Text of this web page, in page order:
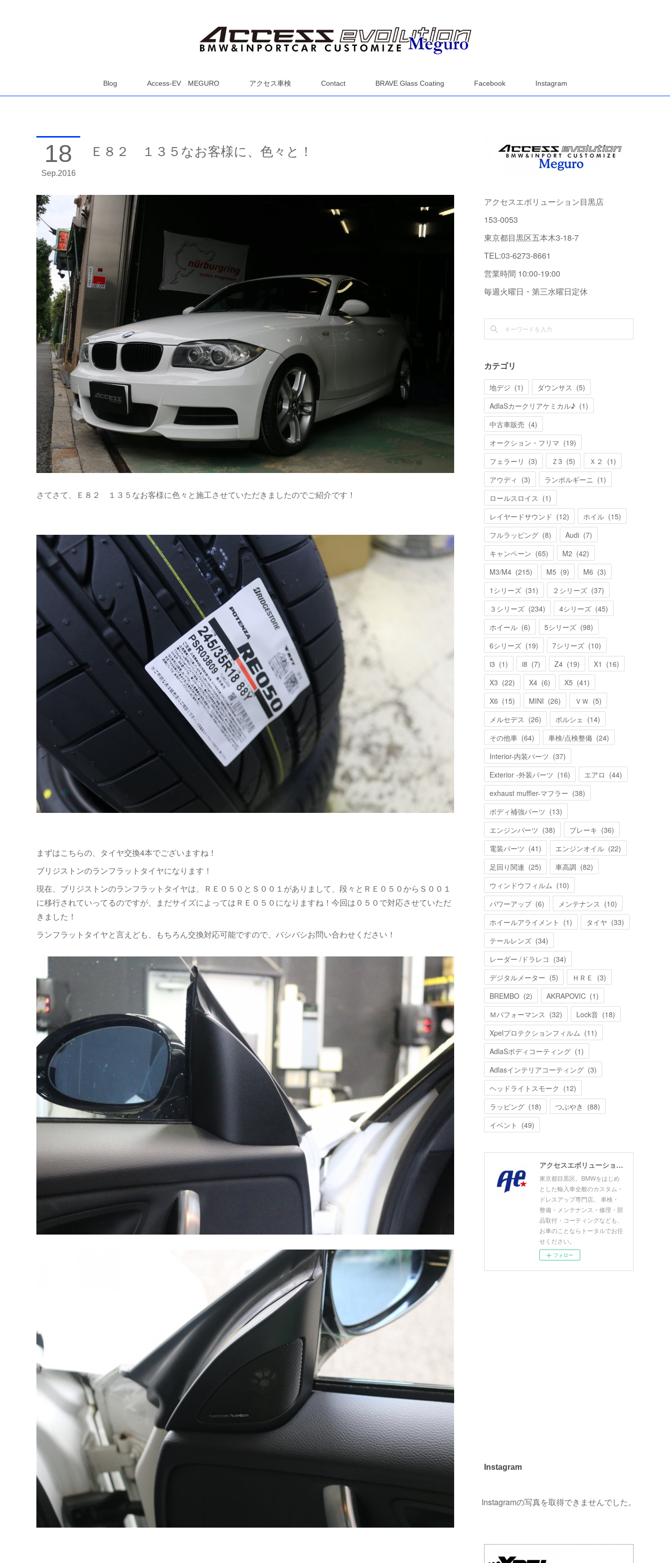
Blog Access-EV MEGURO アクセス車検 Contact BRAVE Glass Coating Facebook Instagram
18
Sep 2016
Ｅ８２ １３５なお客様に、色々と！
さてさて、Ｅ８２ １３５なお客様に色々と施工させていただきましたのでご紹介です！
まずはこちらの、タイヤ交換4本でございますね！
ブリジストンのランフラットタイヤになります！
現在、ブリジストンのランフラットタイヤは、ＲＥ０５０とＳ００１がありまして、段々とＲＥ０５０からＳ００１
に移行されていってるのですが、まだサイズによってはＲＥ０５０になりますね！今回は０５０で対応させていただ
きました！
ランフラットタイヤと言えども、もちろん交換対応可能ですので、バシバシお問い合わせください！
アクセスエボリューション目黒店
153-0053
東京都目黒区五本木3-18-7
TEL:03-6273-8661
営業時間 10:00-19:00
毎週火曜日・第三水曜日定休
カテゴリ
地デジ (1) ダウンサス (5)
AdlaSカークリアケミカル♪ (1)
中古車販売 (4)
オークション・フリマ (19)
フェラーリ (3) Ｚ3 (5) Ｘ２ (1)
アウディ (3) ランボルギーニ (1)
ロールスロイス (1)
レイヤードサウンド (12) ホイル (15)
フルラッピング (8) Audi (7)
キャンペーン (65) M2 (42)
M3/M4 (215) M5 (9) M6 (3)
1シリーズ (31) ２シリーズ (37)
３シリーズ (234) 4シリーズ (45)
ホイール (6) 5シリーズ (98)
6シリーズ (19) 7シリーズ (10)
i3 (1) i8 (7) Z4 (19) X1 (16)
X3 (22) X4 (6) X5 (41)
X6 (15) MINI (26) ＶＷ (5)
メルセデス (26) ポルシェ (14)
その他車 (64) 車検/点検整備 (24)
Interior-内装パーツ (37)
Exterior -外装パーツ (16) エアロ (44)
exhaust muffler-マフラー (38)
ボディ補強パーツ (13)
エンジンパーツ (38) ブレーキ (36)
電装パーツ (41) エンジンオイル (22)
足回り関連 (25) 車高調 (82)
ウィンドウフィルム (10)
パワーアップ (6) メンテナンス (10)
ホイールアライメント (1) タイヤ (33)
テールレンズ (34)
レーダー /ドラレコ (34)
デジタルメーター (5) ＨＲＥ (3)
BREMBO (2) AKRAPOVIC (1)
Ｍパフォーマンス (32) Lock音 (18)
Xpelプロテクションフィルム (11)
AdlaSボディコーティング (1)
Adlasインテリアコーティング (3)
ヘッドライトスモーク (12)
ラッピング (18) つぶやき (88)
イベント (49)
アクセスエボリューション目黒店 ACCESS EVOLUTION MEGURO
東京都目黒区。BMWをはじめ
とした輸入車全般のカスタム・
ドレスアップ専門店。 車検・
整備・メンテナンス・修理・部
品取付・コーティングなども、
お車のことならトータルでお任
せください。
フォロー
Instagram
Instagramの写真を取得できませんでした。